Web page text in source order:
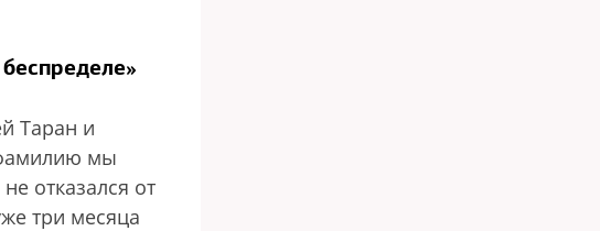
Таран и
мы
отказался от
три месяца